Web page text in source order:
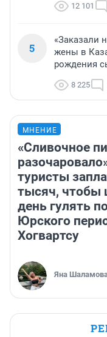
12 101
5
«Заказали
жены в
рождения
8 225
МНЕНИЕ
«Сливочное
туристы
тысяч, чтобы
день гулять
Юрского
Хогвартсу
Яна